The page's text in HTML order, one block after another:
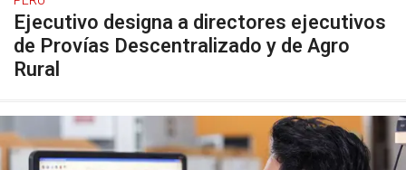
Ejecutivo designa a directores ejecutivos
de Provías Descentralizado y de Agro
Rural